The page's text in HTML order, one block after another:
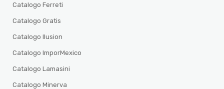
Catalogo Ferreti
Catalogo Gratis
Catalogo Ilusion
Catalogo ImporMexico
Catalogo Lamasini
Catalogo Minerva